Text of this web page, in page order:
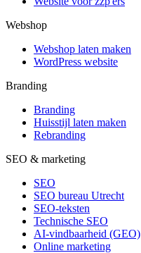
Webshop
Webshop laten maken
WordPress website
Branding
Branding
Huisstijl laten maken
Rebranding
SEO & marketing
SEO
SEO bureau Utrecht
SEO-teksten
Technische SEO
AI-vindbaarheid (GEO)
Online marketing